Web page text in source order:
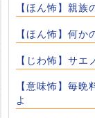
【ほん怖】親族
【ほん怖】何か
【じわ怖】サエ
【意味怖】毎
よ